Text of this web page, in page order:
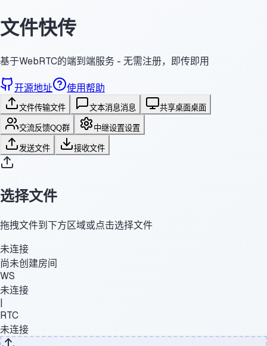
文件快传
基于WebRTC的端到端服务 - 无需注册，即传即用
开源地址 使用帮助
文件传输文件 文本消息消息 共享桌面桌面
交流反馈QQ群 中继设置设置
发送文件 接收文件
选择文件
拖拽文件到下方区域或点击选择文件
未连接
尚未创建房间
WS
未连接
|
RTC
未连接